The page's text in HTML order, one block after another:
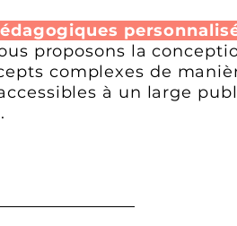
proposons la
complexes de
à un large